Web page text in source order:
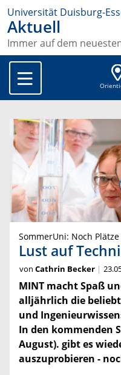
Universität Duisburg-
Aktuell
Immer auf dem
SommerUni: Noch
Lust auf
von Cathrin Becker
MINT macht Spaß
alljährlich die
und
In den kommenden
August). gibt es
auszuprobieren -